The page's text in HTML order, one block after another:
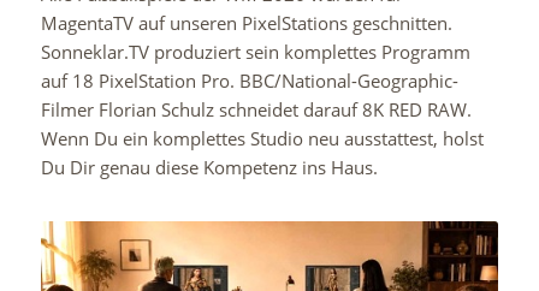
MagentaTV auf unseren PixelStations geschnitten.
Sonneklar.TV produziert sein komplettes Programm
auf 18 PixelStation Pro. BBC/National-Geographic-
Filmer Florian Schulz schneidet darauf 8K RED RAW.
Wenn Du ein komplettes Studio neu ausstattest, holst
Du Dir genau diese Kompetenz ins Haus.